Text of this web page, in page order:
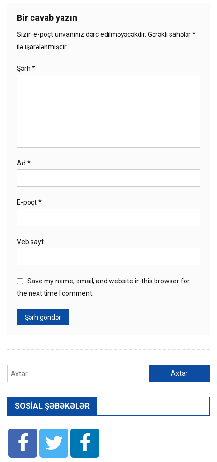
Bir cavab yazın
Sizin e-poçt ünvanınız dərc edilməyəcəkdir. Gərəkli sahələr*
ilə işarələnmişdir
Şərh *
Ad *
E-poçt*
Veb sayt
Save my name, email, and website in this browser for
the next time I comment.
SOSIAL ŞƏBƏKƏLƏR